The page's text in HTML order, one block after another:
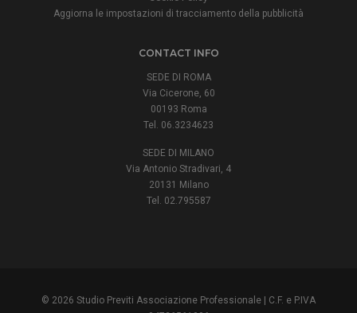
Aggiorna le impostazioni di tracciamento della pubblicità
CONTACT INFO
SEDE DI ROMA
Via Cicerone, 60
00193 Roma
Tel. 06.3234623
SEDE DI MILANO
Via Antonio Stradivari, 4
20131 Milano
Tel. 02.795587
© 2026 Studio Previti Associazione Professionale | C.F. e P.IVA